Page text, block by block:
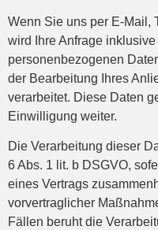
Wenn Sie uns per E-Mail,
wird Ihre Anfrage
personenbezogenen
der Bearbeitung Ihres
verarbeitet. Diese Daten
Einwilligung weiter.
Die Verarbeitung dieser
6 Abs. 1 lit. b DSGVO,
eines Vertrags
vorvertraglicher
Fällen beruht die